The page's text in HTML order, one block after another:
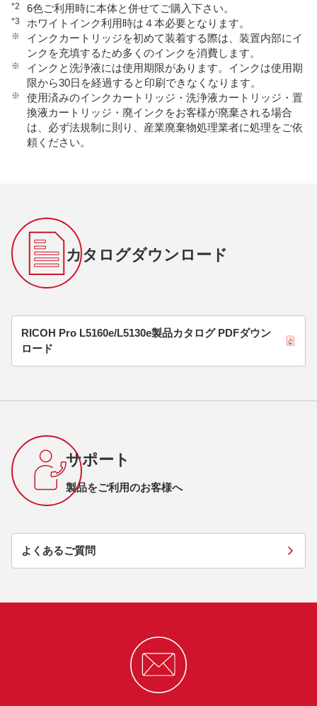
*2 6色ご利用時に本体と併せてご購入下さい。
*3 ホワイトインク利用時は４本必要となります。
※
インクカートリッジを初めて装着する際は、装置内部にイ
ンクを充填するため多くのインクを消費します。
※
インクと洗浄液には使用期限があります。インクは使用期
限から30日を経過すると印刷できなくなります。
※
使用済みのインクカートリッジ・洗浄液カートリッジ・置
換液カートリッジ・廃インクをお客様が廃棄される場合
は、必ず法規制に則り、産業廃棄物処理業者に処理をご依
頼ください。
カタログダウンロード
RICOH Pro L5160e/L5130e製品カタログ PDFダウン
ロード
サポート
製品をご利用のお客様へ
よくあるご質問